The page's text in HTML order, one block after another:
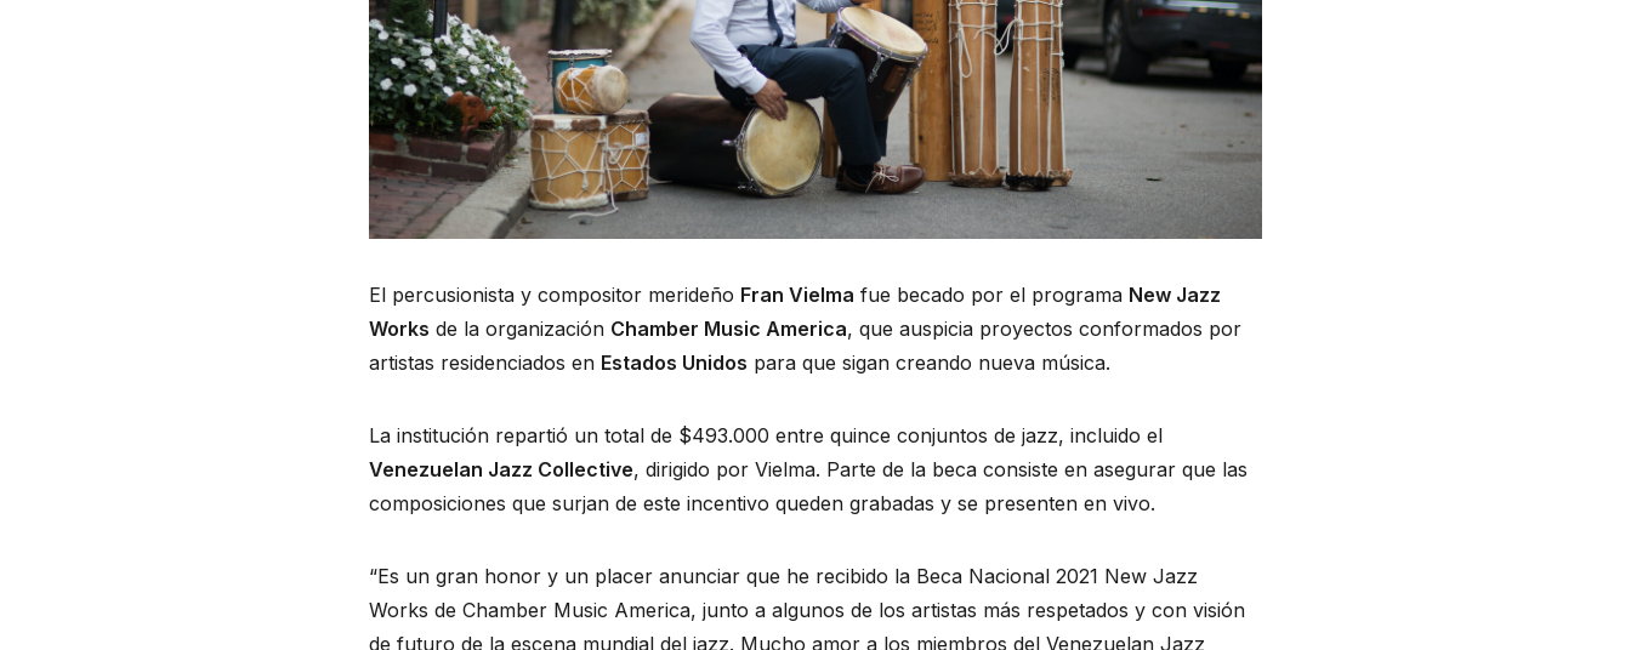
El percusionista y compositor merideño Fran Vielma fue becado por el programa New Jazz
Works de la organización Chamber Music America, que auspicia proyectos conformados por
artistas residenciados en Estados Unidos para que sigan creando nueva música.
Venezuelan Jazz Collective, dirigido por Vielma. Parte de la beca consiste en asegurar que las
composiciones que surjan de este incentivo queden grabadas y se presenten en vivo.
“Es un gran honor y un placer anunciar que he recibido la Beca Nacional 2021 New Jazz
Works de Chamber Music America, junto a algunos de los artistas más respetados y con visión
de futuro de la escena mundial del jazz. Mucho amor a los miembros del Venezuelan Jazz